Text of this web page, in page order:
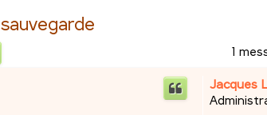
1
Jacques